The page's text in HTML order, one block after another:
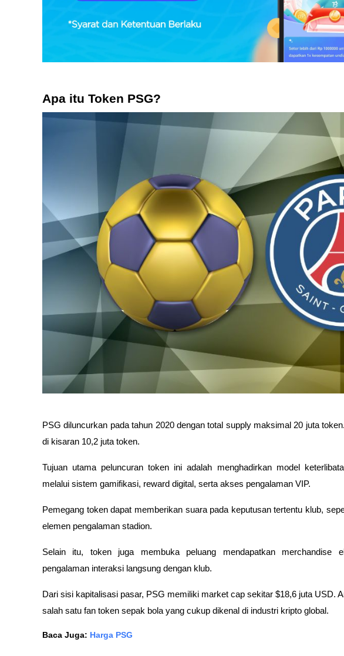
Apa itu Token PSG?
PSG diluncurkan pada tahun 2020 dengan total supply maksimal 20 juta
di kisaran 10,2 juta token.
Tujuan utama peluncuran token ini adalah menghadirkan model
melalui sistem gamifikasi, reward digital, serta akses pengalaman VIP.
Pemegang token dapat memberikan suara pada keputusan tertentu klub,
elemen pengalaman stadion.
Selain itu, token juga membuka peluang mendapatkan merchandise
pengalaman interaksi langsung dengan klub.
Dari sisi kapitalisasi pasar, PSG memiliki market cap sekitar $18,6 juta USD.
salah satu fan token sepak bola yang cukup dikenal di industri kripto global.
Baca Juga: Harga PSG